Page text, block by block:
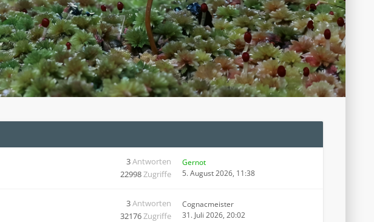
3Antworten
22998Zugriffe
Gernot
5. August 2026, 11:38
3Antworten
32176Zugriffe
Cognacmeister
31. Juli 2026, 20:02